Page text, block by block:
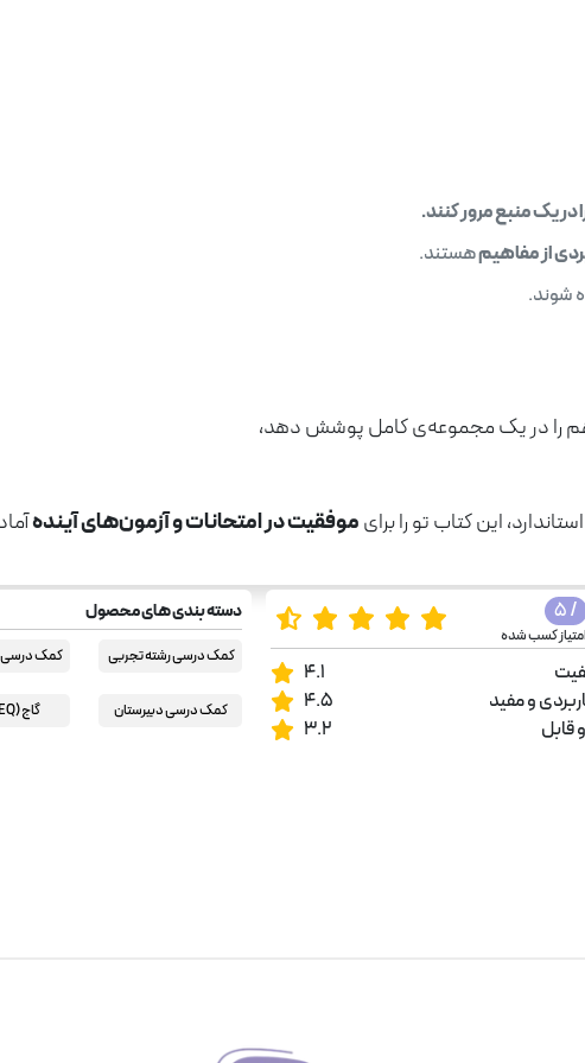
یک منبع مرور کنند.
از مفاهیمهستند.
شوند.
دهم را در یک مجموعه‌ی کامل پوشش دهد،
این کتاب تو را برایموفقیت در امتحانات و آزمون‌های آینده
/ 5
امتیاز کسب شده
4.1
و مفید
4.5
قابل
3.2
دسته بندی های محصول
کمک درسی رشته تجربی کمک درسی
کمک درسی دبیرستان گاج (EQ) ای کیو